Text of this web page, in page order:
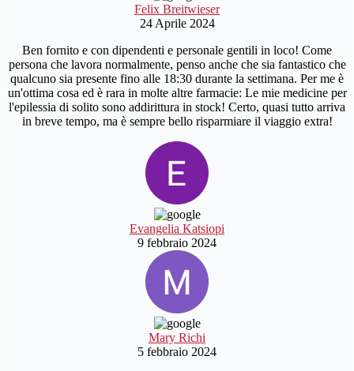
Felix Breitwieser
24 Aprile 2024
Ben fornito e con dipendenti e personale gentili in loco! Come
persona che lavora normalmente, penso anche che sia fantastico che
qualcuno sia presente fino alle 18:30 durante la settimana. Per me è
un'ottima cosa ed è rara in molte altre farmacie: Le mie medicine per
l'epilessia di solito sono addirittura in stock! Certo, quasi tutto arriva
in breve tempo, ma è sempre bello risparmiare il viaggio extra!
Evangelia Katsiopi
9 febbraio 2024
Mary Richi
5 febbraio 2024